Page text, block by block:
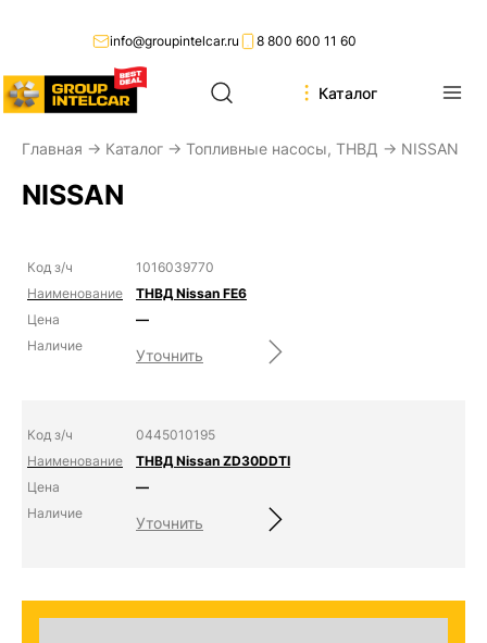
8 800 600 11 60
info@groupintelcar.ru
Каталог
Главная → Каталог → Топливные насосы, ТНВД → NISSAN
NISSAN
1016039770
ТНВД Nissan FE6
—
Уточнить
0445010195
ТНВД Nissan ZD30DDTI
—
Уточнить